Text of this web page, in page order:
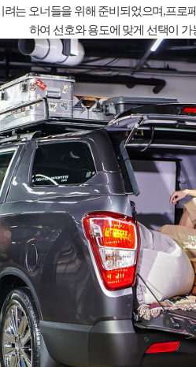
는 오너들을 위해 준비되었으며,프로
하여 선호와 용도에 맞게 선택이 가